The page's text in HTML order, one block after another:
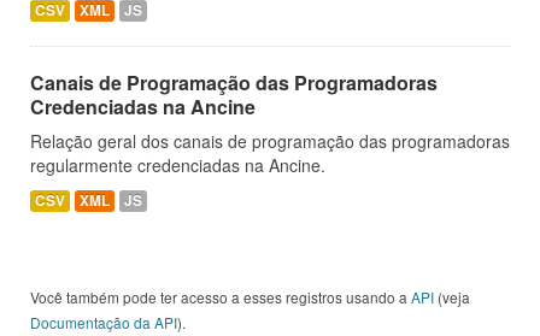
CSV XML JS
Canais de Programação das Programadoras
Credenciadas na Ancine
Relação geral dos canais de programação das programadoras
regularmente credenciadas na Ancine.
CSV XML JS
Você também pode ter acesso a esses registros usando a API (veja
Documentação da API).